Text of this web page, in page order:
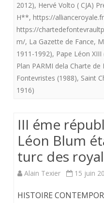
2012), Hervé Volto ( CJA)
H**, https://
https://
m/, La Gazette de Fance,
1911-1992), Pape Léon
Plan PARMI dela Charte
Fontevristes (1988), Saint
1916)
III éme
Léon Blum
turc des
Alain Texier 15 juin
HISTOIRE